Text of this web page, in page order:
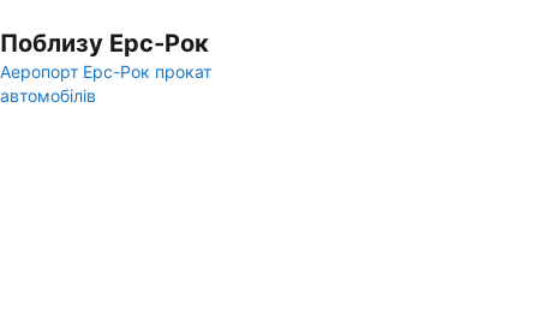
Поблизу Ерс-Рок
Аеропорт Ерс-Рок прокат
автомобілів